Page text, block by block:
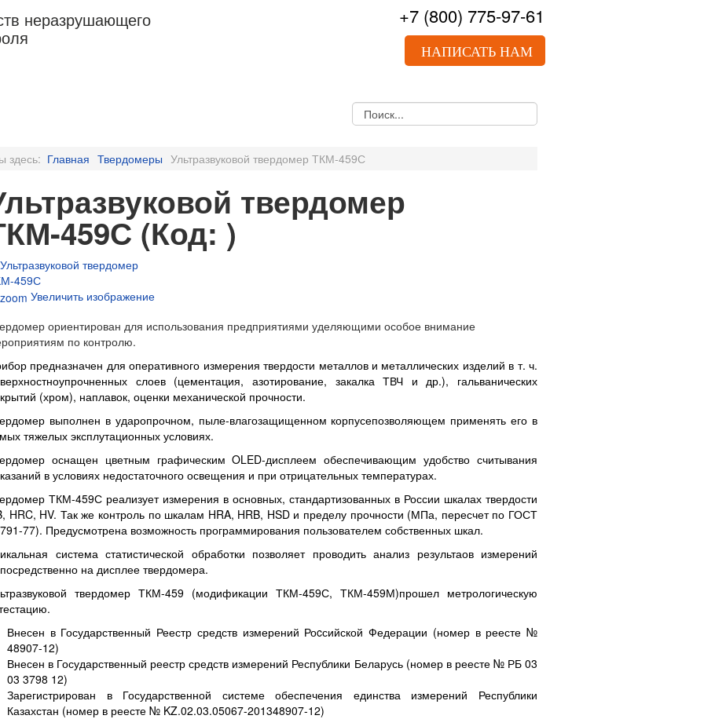
неразрушающего
+7 (800) 775-97-61
НАПИСАТЬ НАМ
здесь: Главная Твердомеры Ультразвуковой твердомер ТКМ-459С
твердомер
459С(Код: )
Увеличить изображение
ориентирован для использования предприятиями уделяющими особое внимание
по контролю.
предназначен для оперативного измерениятвердости металлови металлических изделий в т. ч.
слоев (цементация, азотирование, закалка ТВЧ и др.), гальванических
(хром), наплавок, оценки механической прочности.
выполнен в ударопрочном, пыле-влагозащищенном корпусепозволяющем применять его в
тяжелых эксплутационных условиях.
оснащен цветным графическимOLED-дисплеем обеспечивающим удобство считывания
в условиях недостаточного освещения и при отрицательных температурах.
ТКМ-459С реализует измерения в основных, стандартизованных в России шкалах твердости
HRC, HV. Так же контроль по шкалам HRA, HRB, HSD и пределу прочности (МПа, пересчет по ГОСТ
77). Предусмотрена возможность программирования пользователем собственных шкал.
система статистической обработки позволяет проводить анализ результаов измерений
на дисплее твердомера.
твердомер ТКМ-459 (модификации ТКМ-459С, ТКМ-459М)прошел метрологическую
.
Внесен в Государственный Реестр средств измерений Роcсийской Федерации (номер в реесте №
48907-12)
Внесен в Государственный реестр средств измерений Республики Беларусь (номер в реесте № РБ 03
03 3798 12)
Зарегистрирован в Государственной системе обеспечения единства измерений Республики
Казахстан (номер в реесте № KZ.02.03.05067-201348907-12)